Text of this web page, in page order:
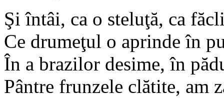
Şi întâi, ca o steluţă, ca
Ce drumeţul o aprinde în
În a brazilor desime, în
Pântre frunzele clătite, am